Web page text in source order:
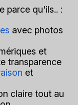
parce qu'ils.. :
avec photos
et
transparence
et
claire tout au